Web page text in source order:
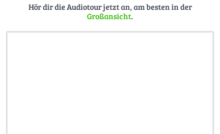
Hör dir die Audiotour jetzt an, am besten in der
Großansicht.